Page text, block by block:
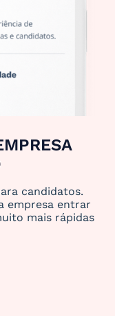
candidatos.
empresa entrar
mais rápidas